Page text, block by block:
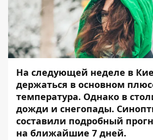
На следующей неделе в
держаться в основном
температура. Однако в
дожди и снегопады.
составили подробный
на ближайшие 7 дней.